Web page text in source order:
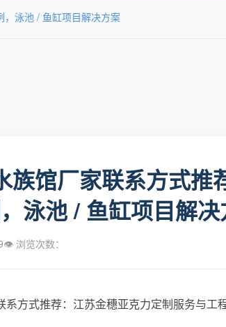
泳池 / 鱼缸项目解决方案
族馆厂家联系方式推
泳池 / 鱼缸项目解
👁 浏览次数：